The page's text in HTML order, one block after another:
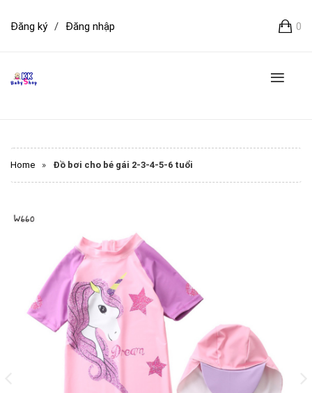
0
Đăng ký / Đăng nhập
Home » Đồ bơi cho bé gái 2-3-4-5-6 tuổi